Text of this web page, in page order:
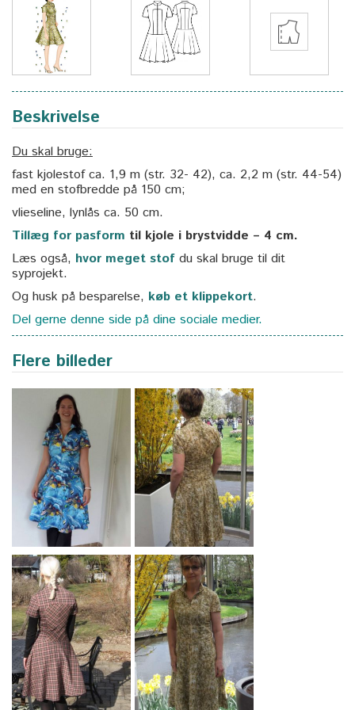
Beskrivelse
Du skal bruge:
fast kjolestof ca. 1,9 m (str. 32- 42), ca. 2,2 m (str. 44-54)
med en stofbredde på 150 cm;
vlieseline, lynlås ca. 50 cm.
Tillæg for pasform til kjole i brystvidde – 4 cm.
Læs også, hvor meget stof du skal bruge til dit
syprojekt.
Og husk på besparelse, køb et klippekort.
Del gerne denne side på dine sociale medier.
Flere billeder